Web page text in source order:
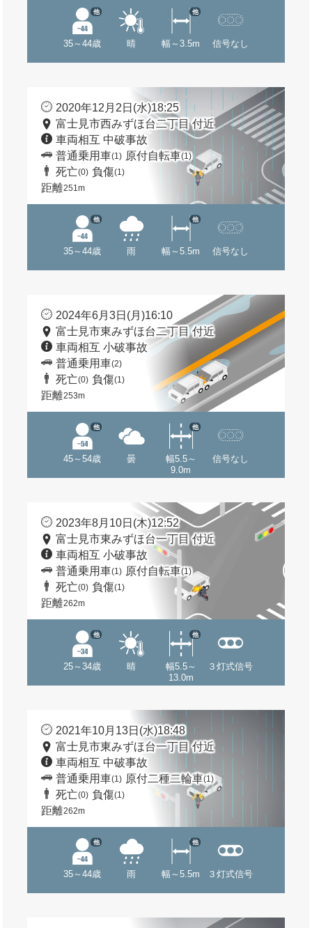
35～44歳
他
晴 幅～3.5m
他
信号なし
2020年12月2日(水)18:25
富士見市西みずほ台二丁目 付近
車両相互 中破事故
普通乗用車(1) 原付自転車(1)
死亡(0) 負傷(1)
距離251m
35～44歳
他
雨 幅～5.5m
他
信号なし
2024年6月3日(月)16:10
富士見市東みずほ台二丁目 付近
車両相互 小破事故
普通乗用車(2)
死亡(0) 負傷(1)
距離253m
45～54歳
他
曇
幅5.5～
9.0m
他
信号なし
2023年8月10日(木)12:52
富士見市東みずほ台一丁目 付近
車両相互 小破事故
普通乗用車(1) 原付自転車(1)
死亡(0) 負傷(1)
距離262m
25～34歳
他
晴
幅5.5～
13.0m
他
３灯式信号
2021年10月13日(水)18:48
富士見市東みずほ台一丁目 付近
車両相互 中破事故
普通乗用車(1) 原付二種二輪車(1)
死亡(0) 負傷(1)
距離262m
35～44歳
他
雨 幅～5.5m
他
３灯式信号